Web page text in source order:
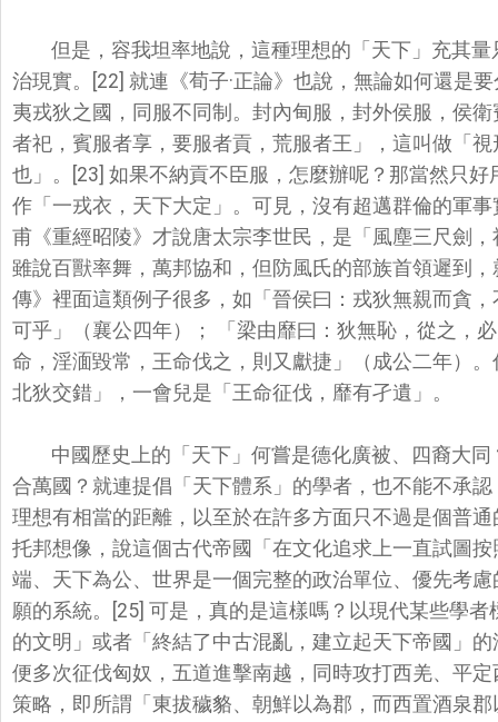
但是，容我坦率地說，這種理想的「天下」 充其量
治現實。[22] 就連《荀子·正論》也說，無論如何還是
夷戎狄之國，同服不同制。封內甸服， 封外侯服，侯
者祀， 賓服者享，要服者貢，荒服者王」，這叫做「
也」。[23] 如果不納貢不臣服，怎麼辦呢？那當然只好
作「一戎衣，天下大定」。可見， 沒有超邁群倫的軍
甫《重經昭陵》才說唐太宗李世民，是「風塵三尺劍，
雖說百獸率舞， 萬邦協和，但防風氏的部族首領遲到
傳》裡面這類例子很多，如「 晉侯曰：戎狄無親而貪
可乎」（襄公四年）； 「梁由靡曰：狄無恥，從之，
命，淫湎毀常，王命伐之，則又獻捷」（ 成公二年）
北狄交錯」，一會兒是「王命征伐，靡有孑遺」。
中國歷史上的「天下」何嘗是德化廣被、四裔大
合萬國？就連提倡「天下體系」 的學者，也不能不承
理想有相當的距離，以至於在許多方面只不過是個普
托邦想像，說這個古代帝國「 在文化追求上一直試圖
端、天下為公、世界是一個完整的政治單位、 優先考慮
願的系統。[25] 可是，真的是這樣嗎？以現代某些學
的文明」或者「終結了中古混亂， 建立起天下帝國」
便多次征伐匈奴，五道進擊南越，同時攻打西羌、平定
策略，即所謂「東拔穢貉、朝鮮以為郡， 而西置酒泉